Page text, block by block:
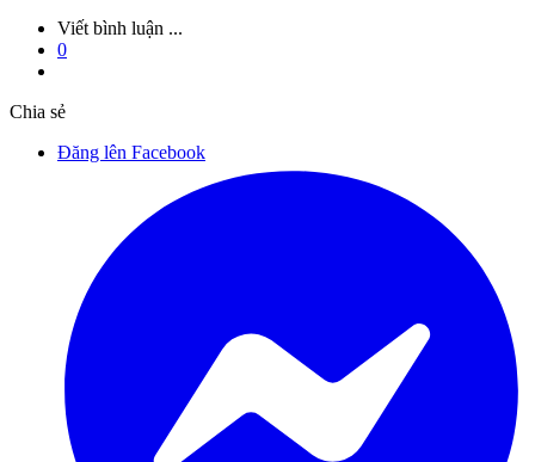
Viết bình luận ...
0
Chia sẻ
Đăng lên Facebook